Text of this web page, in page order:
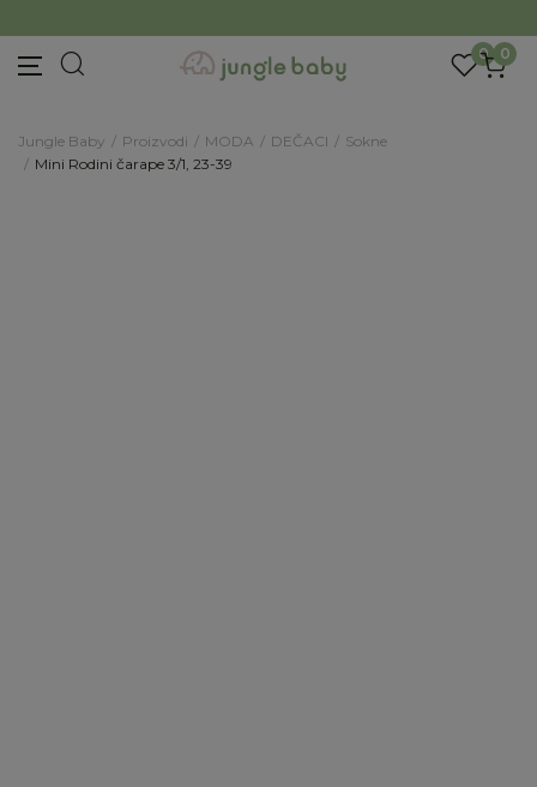
0 0
Jungle Baby Proizvodi MODA DEČACI
Sokne
Mini Rodini čarape 3/1, 23-39
koji će saznati za naše najnovije proizvode i